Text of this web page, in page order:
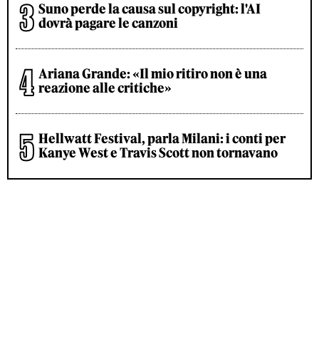
Suno perde la causa sul copyright: l'AI
dovrà pagare le canzoni
Ariana Grande: «Il mio ritiro non è una
reazione alle critiche»
Hellwatt Festival, parla Milani: i conti per
Kanye West e Travis Scott non tornavano